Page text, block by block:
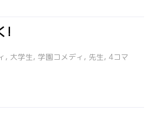
!
, 大学生, 学園コメディ, 先生, 4コマ